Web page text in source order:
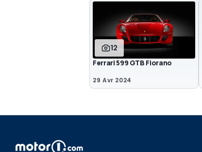
12
Ferrari 599 GTB Fiorano
29 Avr 2024